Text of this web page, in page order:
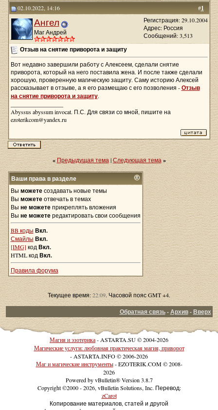
#1
02.10.2022, 14:16
Ангел
Маг Андрей
Регистрация: 29.10.2004
Адрес: Россия
Сообщений: 3,513
Отзыв на снятие приворота и защиту
Вот недавно завершили работу с Алексеем, сделали снятие
приворота, который на него поставила жена. И после также сделали
хорошую, проверенную магическую защиту. Саму историю Алексей
рассказывает в отзыве, а я его размещаю с его позволения -Отзыв
на снятие приворота и защиту.
Abyssus abyssum invocat. П.С. Для связи со мной, пишите на
ezoterikcom@yandex.ru
«Предыдущая тема|Следующая тема »
Ваши права в разделе
Вы можетесоздавать новые темы
Вы можетеотвечать в темах
Вы не можетеприкреплять вложения
Вы не можетередактировать свои сообщения
BB коды Вкл.
Смайлы Вкл.
[IMG] код Вкл.
HTML код Вкл.
Правила форума
Текущее время:22:09. Часовой пояс GMT +4.
Обратная связь-Архив-Вверх
Магия и эзотерика- ASTARTA.SU © 2004-2026
Магические услуги: любовная практическая магия, приворот
- ASTARTA.INFO © 2006-2026
Маг и магические инструменты- EZOTERIK.COM © 2008-
2026
Powered by vBulletin® Version 3.8.7
Copyright ©2000 - 2026, vBulletin Solutions, Inc. Перевод:
zCarot
Копирование материалов, статей и другой